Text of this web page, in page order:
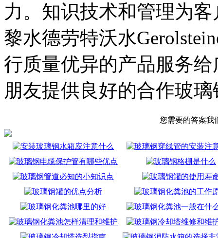
力。知识技术和管理为
黎水德劳特沃水
行质量优异的产品服务
朋友提供良好的合作玻
您需要的答案我